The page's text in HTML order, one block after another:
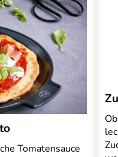
1, 74541
einer weißen
aus Olivenholz
Tomatensauce